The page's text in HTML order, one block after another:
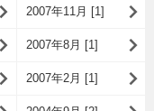
2007年11月 [1]
2007年8月 [1]
2007年2月 [1]